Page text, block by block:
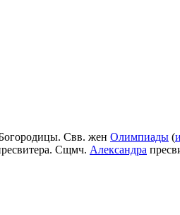
Свв. жен Олимпиады (
Сщмч. Александра